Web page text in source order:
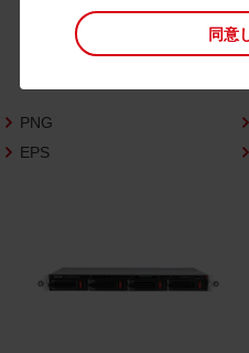
に同意いただいたお
D図ダウンロードペ
いいます）の利用を
お客様が「同意する
た場合、商品写真デ
されることがありま
同意
PNG
EPS